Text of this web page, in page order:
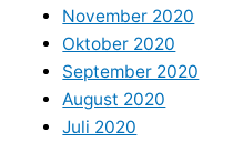
November 2020
Oktober 2020
September 2020
August 2020
Juli 2020